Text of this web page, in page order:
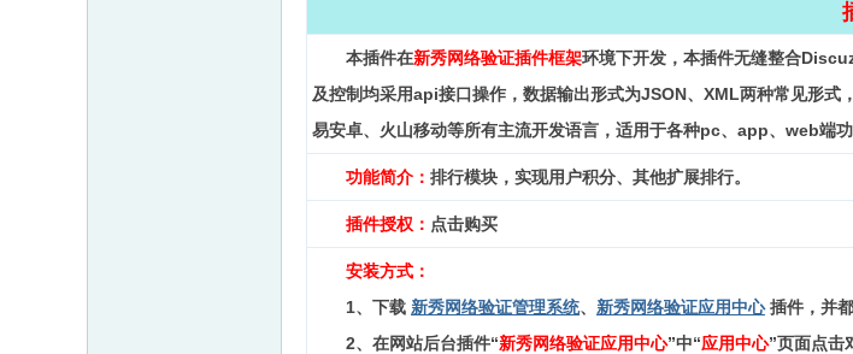
本插件在新秀网络验证插件框架环境下开发， 本插件无缝整合
及控制均采用api接口操作，数据输出形式为JSON、XML两种常见形
易安卓、火山移动等所有主流开发语言，适用于各种pc、app、web端功
功能简介： 排行模块，实现用户积分、其他扩展排行。
插件授权： 点击购买
安装方式：
1、下载 新秀网络验证管理系统、 新秀网络验证应用中心 插件 ，并
2、在网站后台插件“新秀网络验证应用中心”中“应用中心”页面点击